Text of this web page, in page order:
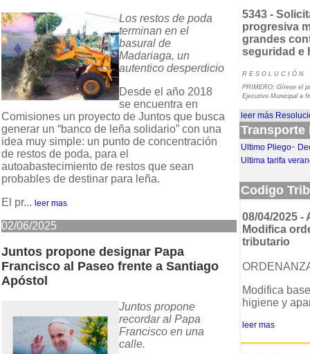
Los restos de poda
terminan en el
basural de
Madariaga, un
autentico desperdicio
Desde el año 2018
se encuentra en
Comisiones un proyecto de Juntos que busca
generar un “banco de leña solidario” con una
idea muy simple: un punto de concentración
de restos de poda, para el
autoabastecimiento de restos que sean
probables de destinar para leña.
El pr... leer mas
02/06/2025
Juntos propone designar Papa
Francisco al Paseo frente a Santiago
Apóstol
Juntos propone
recordar al Papa
Francisco en una
calle.
5343 -
progresiva
grandes
seguridad e
R E S O L U C I Ó N
PRIMERO: Gírese el
Ejecutivo Municipal a
leer más
Transporte
Ultimo Pliego-
Ultima tarifa
Codigo
08/04/2025 -
Modifica
tributario
Modifica
higiene y
leer mas